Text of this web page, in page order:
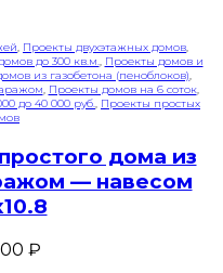
, Проекты двухэтажных домов,
до 300 кв.м., Проекты домов и
из газобетона (пеноблоков),
, Проекты домов на 6 соток,
до 40 000 руб., Проекты простых
дома из
— навесом
₽